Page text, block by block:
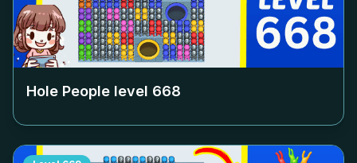
Hole People level 668